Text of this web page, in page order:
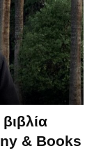
& Books